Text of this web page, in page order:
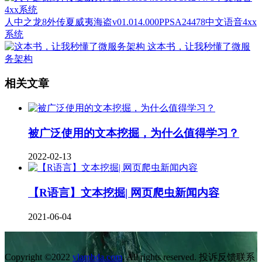
人中之龙8外传夏威夷海盗v01.014.000PPSA24478中文语音4xx
系统
这本书，让我秒懂了微服
务架构
相关文章
被广泛使用的文本挖掘，为什么值得学习？
2022-02-13
【R语言】文本挖掘| 网页爬虫新闻内容
2021-06-04
Copyright ©2022 vlambda.com. All rights reserved. 投诉反馈联系